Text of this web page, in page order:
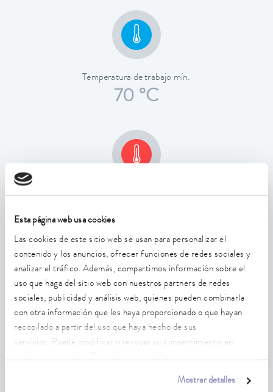
Esta página web usa cookies
Las cookies de este sitio web se usan para personalizar el
contenido y los anuncios, ofrecer funciones de redes sociales y
analizar el tráfico. Además, compartimos información sobre el
uso que haga del sitio web con nuestros partners de redes
sociales, publicidad y análisis web, quienes pueden combinarla
con otra información que les haya proporcionado o que hayan
recopilado a partir del uso que haya hecho de sus
servicios. Puede modificar o revocar su consentimiento en
Mostrar detalles
Temperatura de trabajo mín.
70 °C
Temperatura de trabajo máx.
300 °C
Estabilidad de temperatura
0,01 ± K